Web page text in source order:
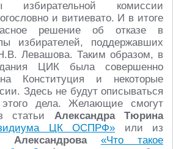
избирательной комиссии
и витиевато. И в итоге
решение об отказе в
избирателей, поддержавших
Левашова. Таким образом, в
ЦИК была совершенно
Конституция и некоторые
Здесь не будут описываться
этого дела. Желающие смогут
статьи Александра Тюрина
ЦК ОСПРФ» или из
Александрова
«Что такое